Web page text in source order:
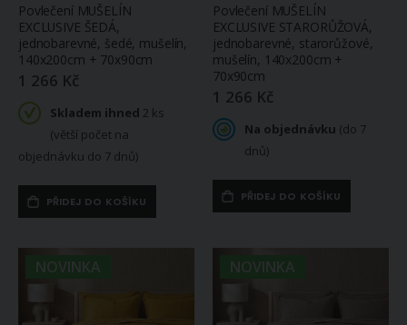
Povlečení MUŠELÍN
EXCLUSIVE ŠEDÁ,
jednobarevné, šedé, mušelín,
140x200cm + 70x90cm
1 266 Kč
Skladem ihned 2 ks
(větší počet na
objednávku do 7 dnů)
PŘIDEJ DO KOŠÍKU
Povlečení MUŠELÍN
EXCLUSIVE STARORŮŽOVÁ,
jednobarevné, starorůžové,
mušelín, 140x200cm +
70x90cm
1 266 Kč
Na objednávku (do 7
dnů)
PŘIDEJ DO KOŠÍKU
NOVINKA NOVINKA